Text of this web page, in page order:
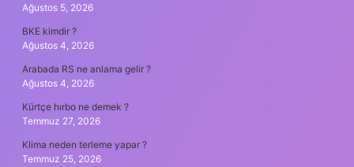
Ağustos 5, 2026
BKE kimdir ?
Ağustos 4, 2026
Arabada RS ne anlama gelir ?
Ağustos 4, 2026
Kürtçe hırbo ne demek ?
Temmuz 27, 2026
Klima neden terleme yapar ?
Temmuz 25, 2026